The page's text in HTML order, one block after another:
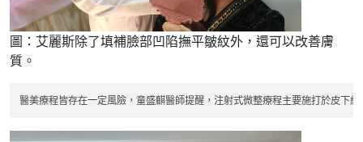
圖：艾麗斯除了填補臉部凹陷撫平皺紋外，還可以改善膚
質。